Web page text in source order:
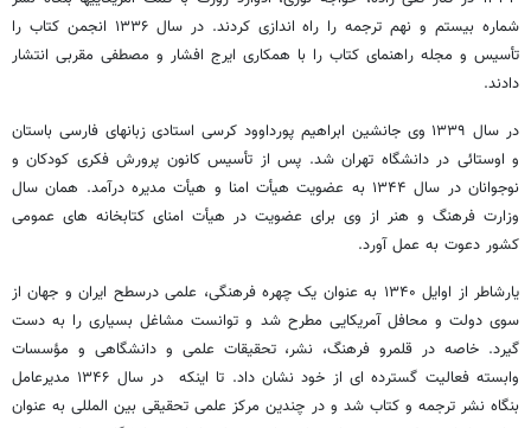
شماره بیستم و نهم ترجمه را راه اندازی کردند. در سال ۱۳۳۶ انجمن کتاب را
تأسیس و مجله راهنمای کتاب را با همکاری ایرج افشار و مصطفی مقربی انتشار
دادند.
در سال ۱۳۳۹ وی جانشین ابراهیم پورداوود کرسی استادی زبانهای فارسی باستان
و اوستائی در دانشگاه تهران شد. پس از تأسیس کانون پرورش فکری کودکان و
نوجوانان در سال ۱۳۴۴ به عضویت هیأت امنا و هیأت مدیره درآمد. همان سال
وزارت فرهنگ و هنر از وی برای عضویت در هیأت امنای کتابخانه های عمومی
کشور دعوت به عمل آورد.
یارشاطر از اوایل ۱۳۴۰ به عنوان یک چهره فرهنگی، علمی درسطح ایران و جهان از
سوی دولت و محافل آمریکایی مطرح شد و توانست مشاغل بسیاری را به دست
گیرد. خاصه در قلمرو فرهنگ، نشر، تحقیقات علمی و دانشگاهی و مؤسسات
وابسته فعالیت گسترده ای از خود نشان داد. تا اینکه در سال ۱۳۴۶ مدیرعامل
بنگاه نشر ترجمه و کتاب شد و در چندین مرکز علمی تحقیقی بین المللی به عنوان